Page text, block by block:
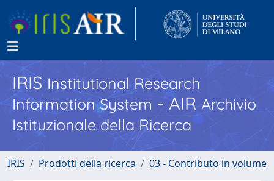
IRISInstitutional Research
Information System - AIR Archivio
Istituzionale della Ricerca
IRIS Prodotti della ricerca 03 - Contributo in volume